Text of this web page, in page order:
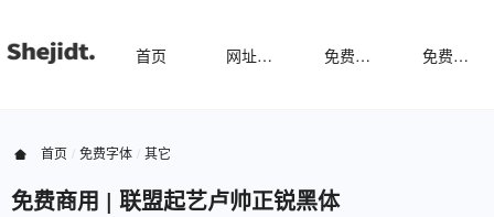
首页 网址导航 免费样机 免费字体
首页 免费字体 其它
免费商用 | 联盟起艺卢帅正锐黑体